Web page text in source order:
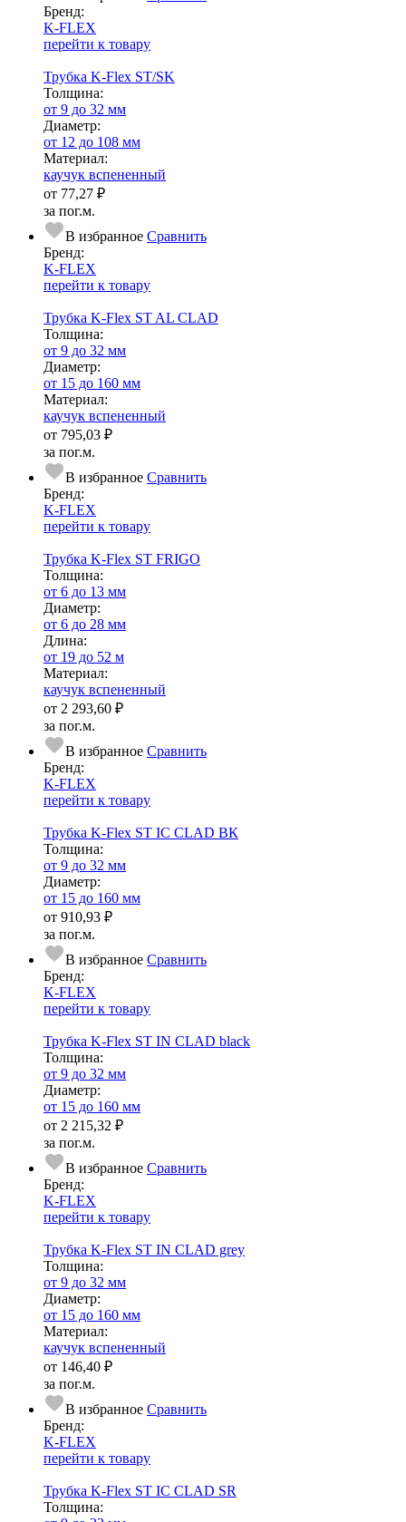
Бренд:
K-FLEX
перейти к товару
Трубка K-Flex ST/SK
Тол­щи­на:
от 9 до 32 мм
Диаметр:
от 12 до 108 мм
Ма­­те­­ри­­ал:
каучук вспененный
от 77,27 ₽
за пог.м.
В избранное Сравнить
Бренд:
K-FLEX
перейти к товару
Трубка K-Flex ST AL CLAD
Тол­щи­на:
от 9 до 32 мм
Диаметр:
от 15 до 160 мм
Ма­­те­­ри­­ал:
каучук вспененный
от 795,03 ₽
за пог.м.
В избранное Сравнить
Бренд:
K-FLEX
перейти к товару
Трубка K-Flex ST FRIGO
Тол­щи­на:
от 6 до 13 мм
Диаметр:
от 6 до 28 мм
Длина:
от 19 до 52 м
Ма­­те­­ри­­ал:
каучук вспененный
от 2 293,60 ₽
за пог.м.
В избранное Сравнить
Бренд:
K-FLEX
перейти к товару
Трубка K-Flex ST IC CLAD ВК
Тол­щи­на:
от 9 до 32 мм
Диаметр:
от 15 до 160 мм
от 910,93 ₽
за пог.м.
В избранное Сравнить
Бренд:
K-FLEX
перейти к товару
Трубка K-Flex ST IN CLAD black
Тол­щи­на:
от 9 до 32 мм
Диаметр:
от 15 до 160 мм
от 2 215,32 ₽
за пог.м.
В избранное Сравнить
Бренд:
K-FLEX
перейти к товару
Трубка K-Flex ST IN CLAD grey
Тол­щи­на:
от 9 до 32 мм
Диаметр:
от 15 до 160 мм
Ма­­те­­ри­­ал:
каучук вспененный
от 146,40 ₽
за пог.м.
В избранное Сравнить
Бренд:
K-FLEX
перейти к товару
Трубка K-Flex ST IС CLAD SR
Тол­щи­на: